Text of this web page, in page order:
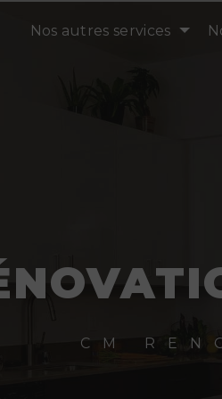
Nos autres services
CM